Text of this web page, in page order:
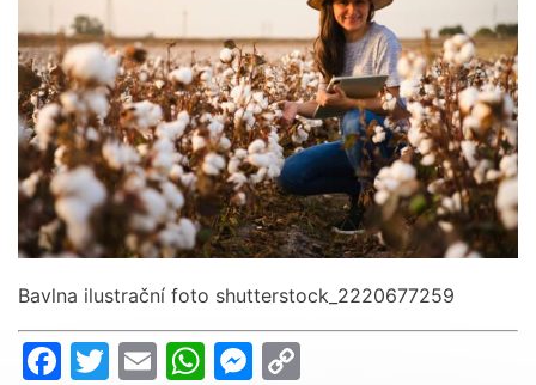
Bavlna ilustrační foto shutterstock_2220677259
Facebook
Twitter
EmailWhatsApp
Messenger